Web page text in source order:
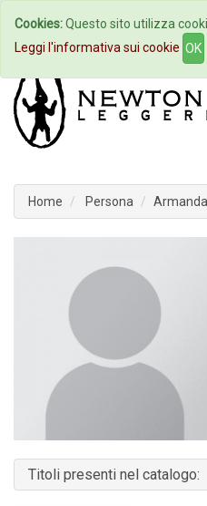
Home
Home Persona
Titoli presenti nel catalogo:
Cookies:Questo sito utilizza
Leggi l'informativa sui cookie OK